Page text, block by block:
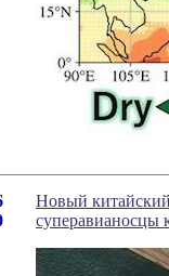
Новый
суперавианосцы